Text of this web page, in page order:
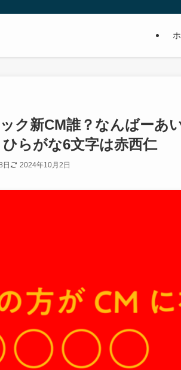
ク新CM誰？なんばーあ
らがな6文字は赤西仁
日 2024年10月2日